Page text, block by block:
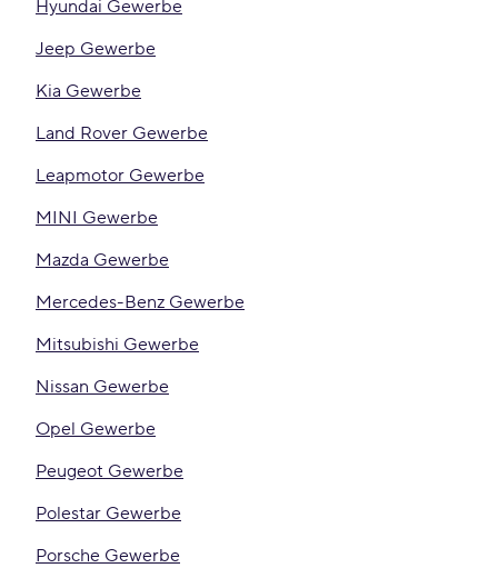
Hyundai Gewerbe
Jeep Gewerbe
Kia Gewerbe
Land Rover Gewerbe
Leapmotor Gewerbe
MINI Gewerbe
Mazda Gewerbe
Mercedes-Benz Gewerbe
Mitsubishi Gewerbe
Nissan Gewerbe
Opel Gewerbe
Peugeot Gewerbe
Polestar Gewerbe
Porsche Gewerbe